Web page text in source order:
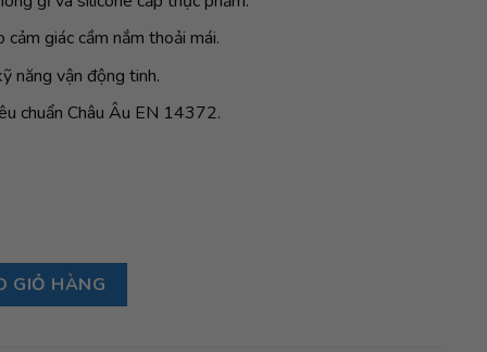
giác cầm nắm thoải mái.
năng vận động tinh.
chuẩn Châu Âu EN 14372.
Cutlery Set, Woodchuck số lượng
GIỎ HÀNG